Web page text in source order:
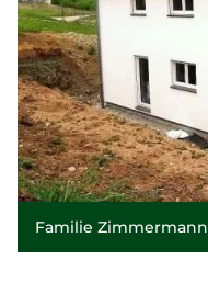
Familie Zimmermann